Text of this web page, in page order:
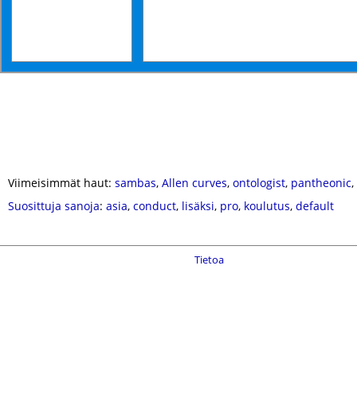
Viimeisimmät haut: sambas, Allen curves, ontologist, pantheonic,
Suosittuja sanoja: asia, conduct, lisäksi, pro, koulutus, default
Tietoa